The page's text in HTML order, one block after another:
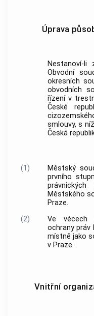
Úprava
Nestanoví-li
Obvodní
okresních
obvodních
řízení v
České
smlouvy, s
Česká
(1)
Městský
prvního
Městského
Praze.
(2)
Ve věcech
ochrany práv
místně jako
v Praze.
Vnitřní